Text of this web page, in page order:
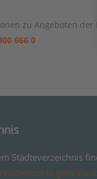
zu Angeboten der
666 0
Städteverzeichnis
in ganz